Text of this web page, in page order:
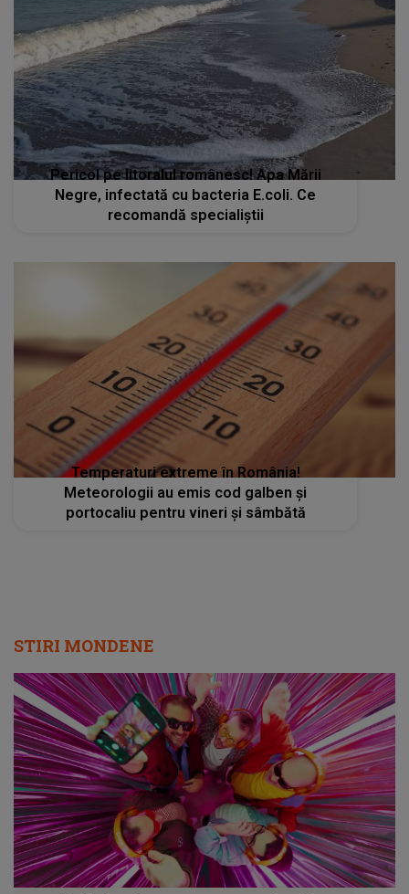
Pericol pe litoralul românesc! Apa Mării
Negre, infectată cu bacteria E.coli. Ce
recomandă specialiștii
Temperaturi extreme în România!
Meteorologii au emis cod galben și
portocaliu pentru vineri și sâmbătă
STIRI MONDENE